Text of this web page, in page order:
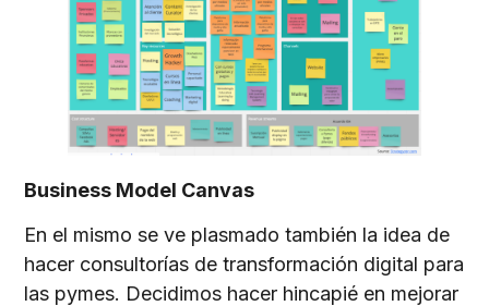
Business Model Canvas
En el mismo se ve plasmado también la idea de
hacer consultorías de transformación digital para
las pymes. Decidimos hacer hincapié en mejorar